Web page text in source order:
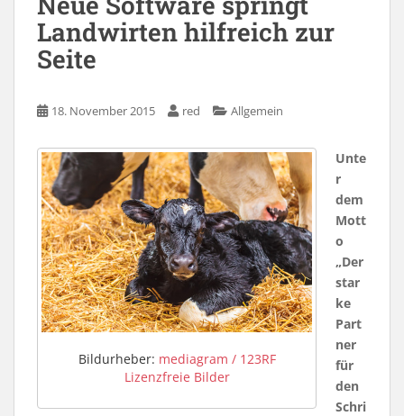
Landwirten hilfreich zur
Seite
18. November 2015 red Allgemein
Bildurheber: mediagram / 123RF
Lizenzfreie Bilder
Unte
r
dem
Mott
o
„Der
star
ke
Part
ner
für
den
Schri